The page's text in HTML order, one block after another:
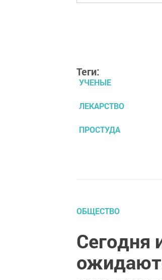
Теги:
УЧЕНЫЕ
ЛЕКАРСТВО
ПРОСТУДА
ОБЩЕСТВО
Сегодня